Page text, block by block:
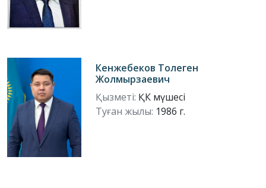
Кенжебеков Толеген
Жолмырзаевич
Қызметі: ҚК мүшесі
Туған жылы: 1986 г.